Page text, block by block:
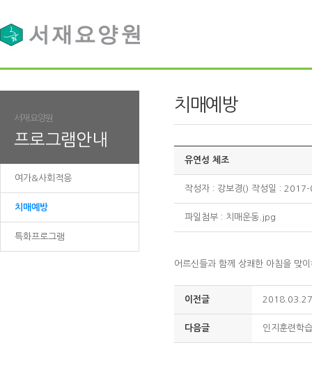
서재요양원
프로그램안내
여가&사회적응
치매예방
특화프로그램
치매예방
유연성 체조
작성자 : 강보경() 작성일 :
파일첨부 : 치매운동.jpg
어르신들과 함께 상쾌한 아침을 맞
이전글 2018.03.27
다음글 인지훈련학